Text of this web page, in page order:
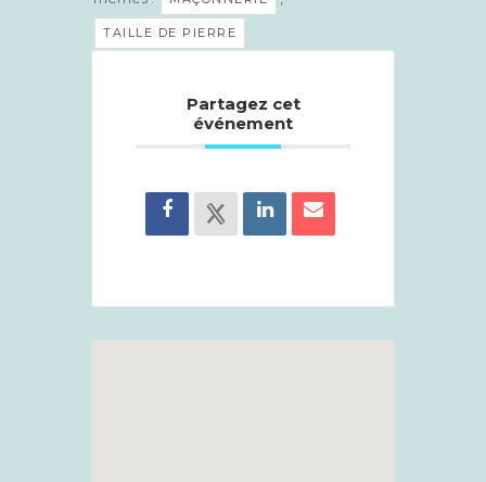
TAILLE DE PIERRE
Partagez cet
événement